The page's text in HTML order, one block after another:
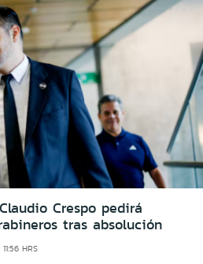
Crespo pedirá
tras absolución
HRS